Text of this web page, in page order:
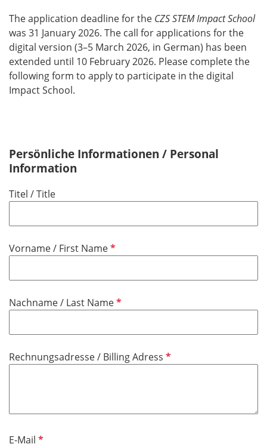
The application deadline for the CZS STEM Impact School
was 31 January 2026. The call for applications for the
digital version (3–5 March 2026, in German) has been
extended until 10 February 2026. Please complete the
following form to apply to participate in the digital
Impact School.
Persönliche Informationen / Personal
Information
Titel / Title
Vorname / First NameP
c
t
e
Nachname / Last NameP
c
e
Rechnungsadresse / Billing Adress P
c
E-Mail P